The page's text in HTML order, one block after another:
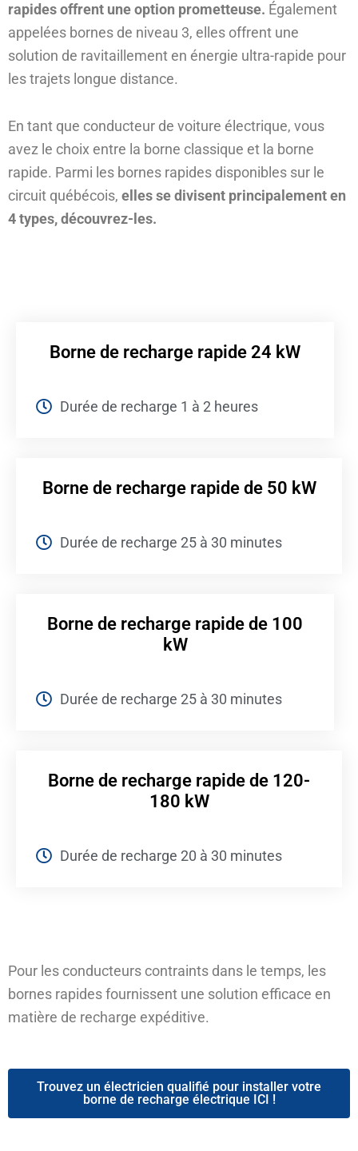
rapides offrent une option prometteuse. Également
appelées bornes de niveau 3, elles offrent une
solution de ravitaillement en énergie ultra-rapide pour
les trajets longue distance.
En tant que conducteur de voiture électrique, vous
avez le choix entre la borne classique et la borne
rapide. Parmi les bornes rapides disponibles sur le
circuit québécois, elles se divisent principalement en
4 types, découvrez-les.
Borne de recharge rapide 24 kW
Durée de recharge 1 à 2 heures
Borne de recharge rapide de 50 kW
Durée de recharge 25 à 30 minutes
Borne de recharge rapide de 100
kW
Durée de recharge 25 à 30 minutes
Borne de recharge rapide de 120-
180 kW
Durée de recharge 20 à 30 minutes
Pour les conducteurs contraints dans le temps, les
bornes rapides fournissent une solution efficace en
matière de recharge expéditive.
Trouvez un électricien qualifié pour installer votre
borne de recharge électrique ICI !